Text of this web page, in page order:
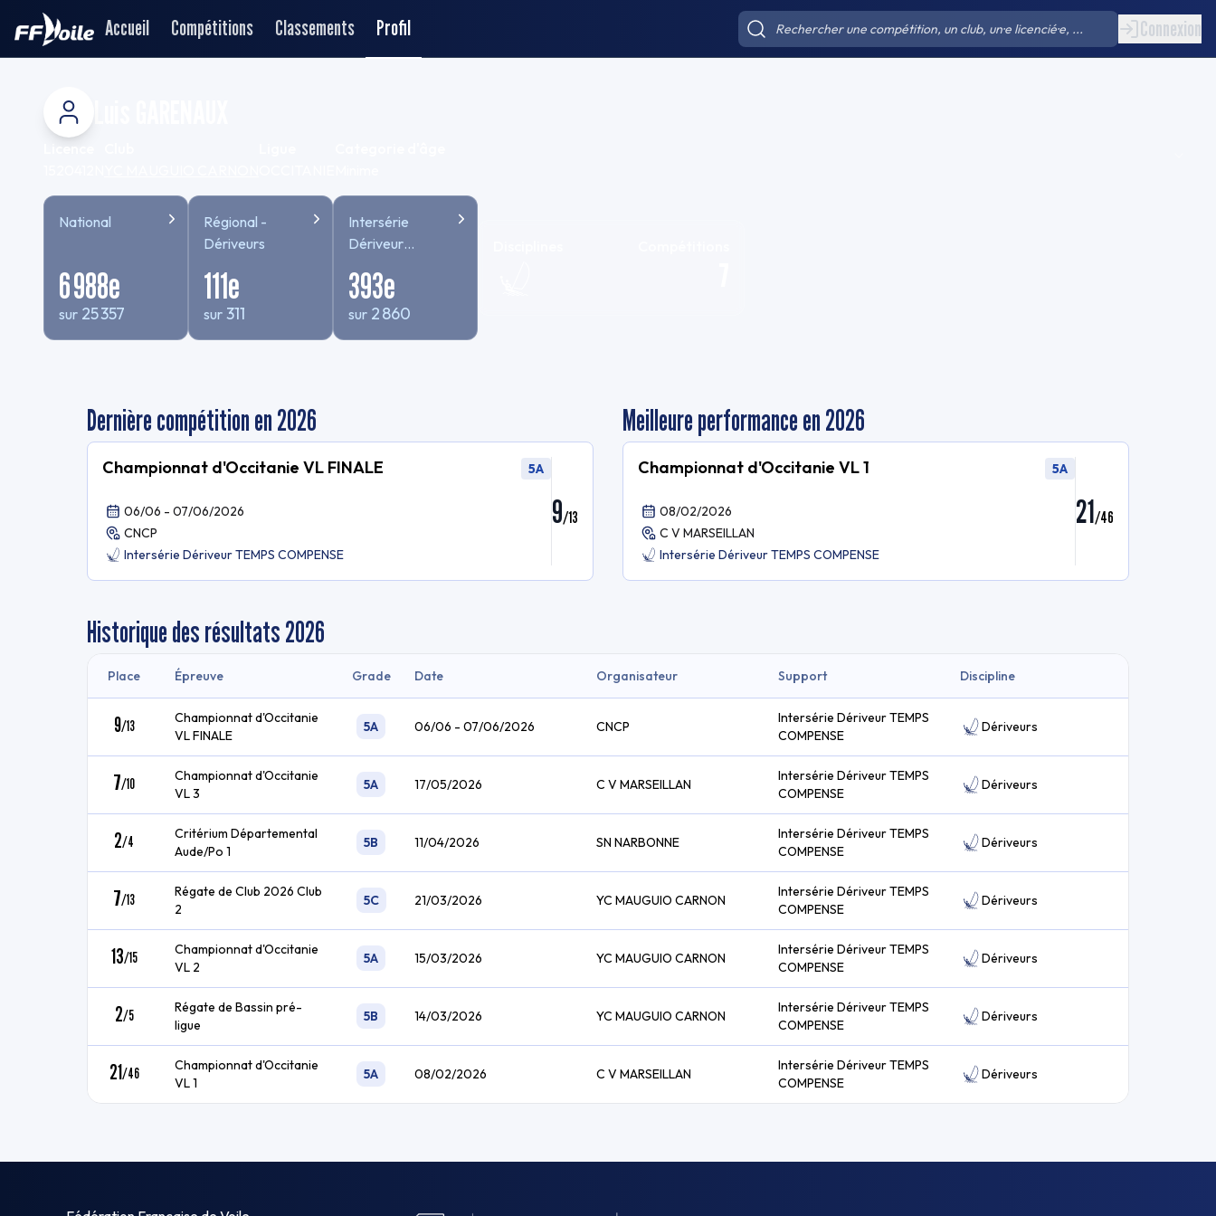
Accueil Compétitions Classements Profil Connexion
National
6 988e
sur 25 357
Régional -
Dériveurs
111e
sur 311
Intersérie
Dériveur
COMPENSE
393e
sur 2 860
Dernière compétition en 2026
Championnat d'Occitanie VL FINALE 5A
06/06 - 07/06/2026
CNCP
Intersérie Dériveur TEMPS COMPENSE
9/13
Meilleure performance en 2026
Championnat d'Occitanie VL 1 5A
08/02/2026
C V MARSEILLAN
Intersérie Dériveur TEMPS COMPENSE
21/46
Historique des résultats2026
Place Épreuve Grade Date Organisateur Support Discipline
9/13
Championnat d'Occitanie
VL FINALE
5A 06/06 - 07/06/2026 CNCP
Intersérie Dériveur TEMPS
COMPENSE
Dériveurs
7/10
Championnat d'Occitanie
VL 3
5A 17/05/2026 C V MARSEILLAN
Intersérie Dériveur TEMPS
COMPENSE
Dériveurs
2/4
Critérium Départemental
Aude/Po 1
5B 11/04/2026 SN NARBONNE
Intersérie Dériveur TEMPS
COMPENSE
Dériveurs
7/13
Régate de Club 2026 Club
2
5C 21/03/2026 YC MAUGUIO CARNON
Intersérie Dériveur TEMPS
COMPENSE
Dériveurs
13/15
Championnat d'Occitanie
VL 2
5A 15/03/2026 YC MAUGUIO CARNON
Intersérie Dériveur TEMPS
COMPENSE
Dériveurs
2/5
Régate de Bassin pré-
ligue
5B 14/03/2026 YC MAUGUIO CARNON
Intersérie Dériveur TEMPS
COMPENSE
Dériveurs
21/46
Championnat d'Occitanie
VL 1
5A 08/02/2026 C V MARSEILLAN
Intersérie Dériveur TEMPS
COMPENSE
Dériveurs